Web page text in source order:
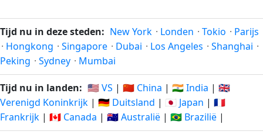
Tijd nu in deze steden: New York · Londen · Tokio · Parijs
· Hongkong · Singapore · Dubai · Los Angeles · Shanghai ·
Peking · Sydney · Mumbai
Tijd nu in landen: 🇺🇸 VS | 🇨🇳 China | 🇮🇳 India | 🇬🇧
Verenigd Koninkrijk | 🇩🇪 Duitsland | 🇯🇵 Japan | 🇫🇷
Frankrijk | 🇨🇦 Canada | 🇦🇺 Australië | 🇧🇷 Brazilië |